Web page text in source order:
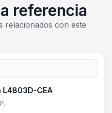
referencia
relacionados con este
CEA